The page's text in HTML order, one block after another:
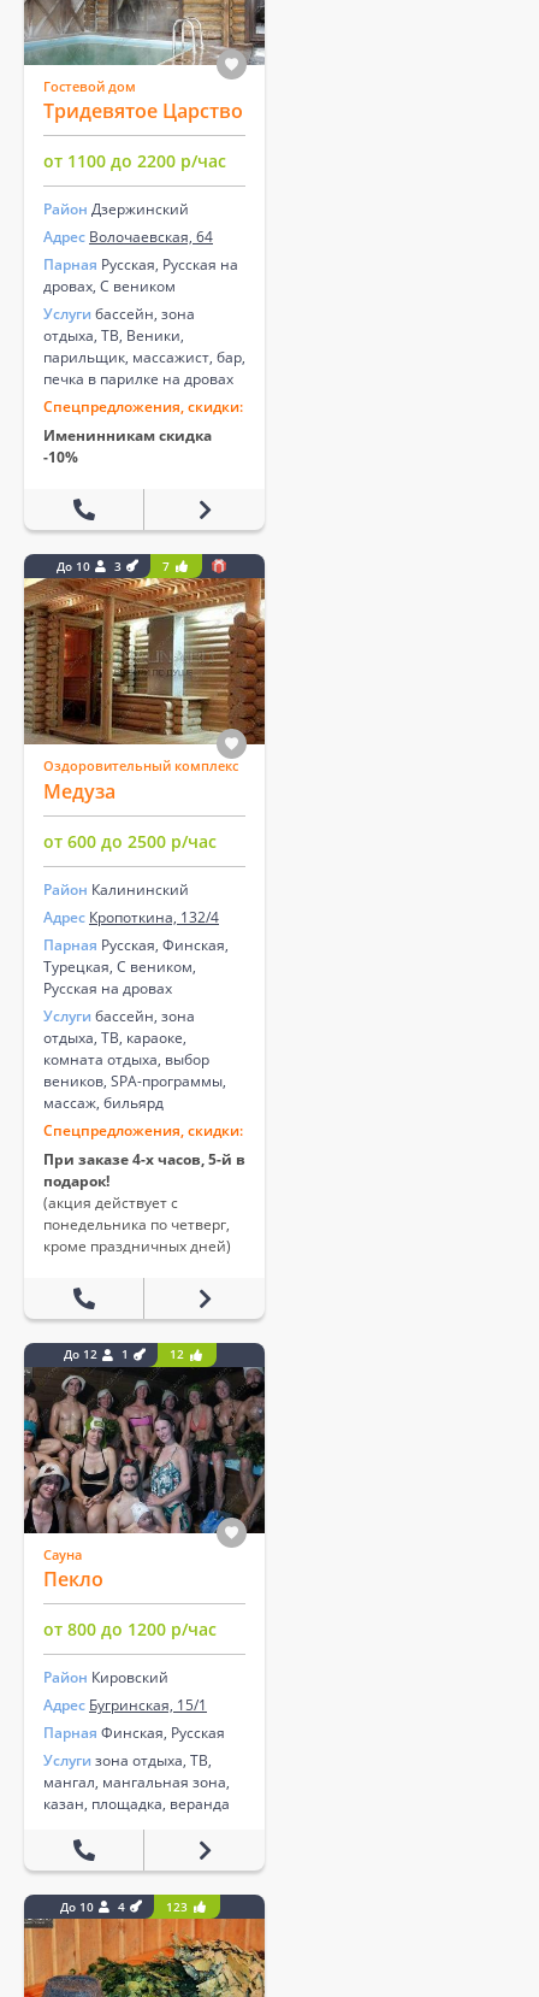
Гостевой дом
Тридевятое Царство
от 1100 до 2200 р/час
Район Дзержинский
Адрес Волочаевская, 64
Парная Русская, Русская на
дровах, С веником
Услуги бассейн, зона
отдыха, ТВ, Веники,
парильщик, массажист, бар,
печка в парилке на дровах
Спецпредложения, скидки:
Именинникам скидка
-10%
До 10 3 7
Оздоровительный комплекс
Медуза
от 600 до 2500 р/час
Район Калининский
Адрес Кропоткина, 132/4
Парная Русская, Финская,
Турецкая, С веником,
Русская на дровах
Услуги бассейн, зона
отдыха, ТВ, караоке,
комната отдыха, выбор
веников, SPA-программы,
массаж, бильярд
Спецпредложения, скидки:
При заказе 4-х часов, 5-й в
подарок!
(акция действует с
понедельника по четверг,
кроме праздничных дней)
До 12 1 12
Сауна
Пекло
от 800 до 1200 р/час
Район Кировский
Адрес Бугринская, 15/1
Парная Финская, Русская
Услуги зона отдыха, ТВ,
мангал, мангальная зона,
казан, площадка, веранда
До 10 4 123